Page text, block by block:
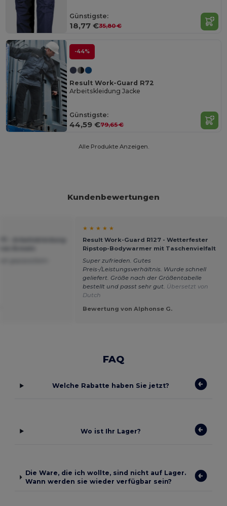
Günstigste:
18,77 €35,80 €
-44%
Result Work-Guard R72
Arbeitskleidung Jacke
Günstigste:
44,59 €79,65 €
Alle Produkte Anzeigen.
Kundenbewertungen
★ ★ ★ ★ ★
Result Work-Guard R127 - Wetterfester
Ripstop-Bodywarmer mit Taschenvielfalt
Super zufrieden. Gutes
Preis-/Leistungsverhältnis. Wurde schnell
geliefert. Größe nach der Größentabelle
bestellt und passt sehr gut. Übersetzt von
Dutch
Bewertung von Alphonse G.
FAQ
Welche Rabatte haben Sie jetzt?
Wo ist Ihr Lager?
Die Ware, die ich wollte, sind nicht auf Lager.
Wann werden sie wieder verfügbar sein?